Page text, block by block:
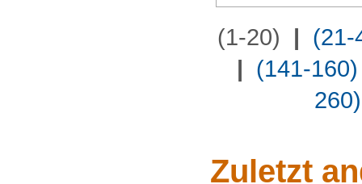
(1-20) | (21-
| (141-160)
260)
Zuletzt